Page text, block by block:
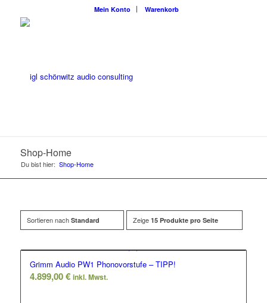
Mein Konto Warenkorb
Shop-Home
Du bist hier: Shop-Home
Sortieren nach Standard Zeige 15 Produkte pro Seite
Grimm Audio PW1 Phonovorstufe – TIPP!
4.899,00€ inkl. Mwst.